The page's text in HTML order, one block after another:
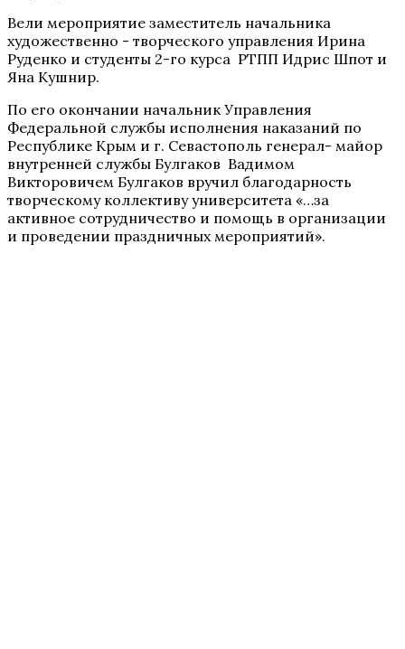
Вели мероприятие заместитель начальника
художественно - творческого управления Ирина
Руденко и студенты 2-го курса РТПП Идрис Шпот и
Яна Кушнир.
По его окончании начальник Управления
Федеральной службы исполнения наказаний по
Республике Крым и г. Севастополь генерал- майор
внутренней службы Булгаков Вадимом
Викторовичем Булгаков вручил благодарность
творческому коллективу университета «…за
активное сотрудничество и помощь в организации
и проведении праздничных мероприятий».